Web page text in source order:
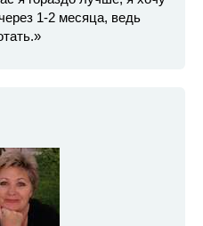
1-2 месяца, ведь